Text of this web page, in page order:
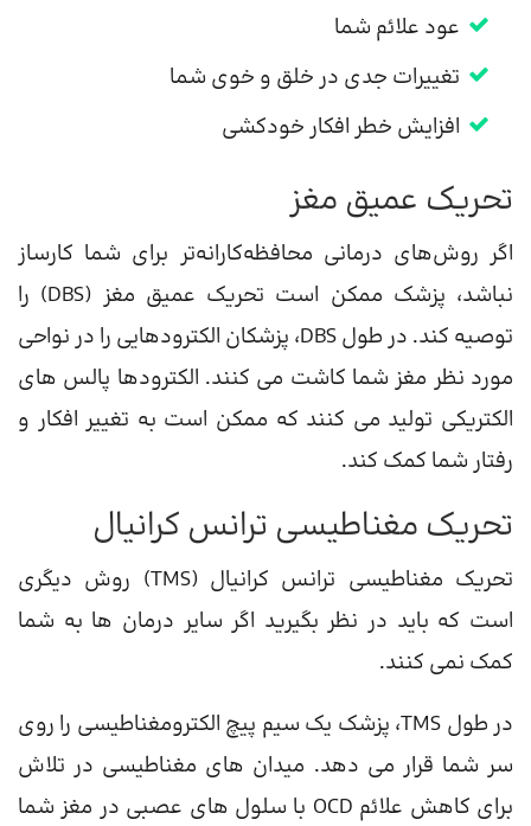
عود علائم شما
تغییرات جدی در خلق و خوی شما
افزایش خطر افکار خودکشی
تحریک عمیق مغز
اگر روش‌های درمانی محافظه‌کارانه‌تر برای شما کارساز
نباشد، پزشک ممکن است تحریک عمیق مغز (DBS) را
توصیه کند. در طول DBS، پزشکان الکترودهایی را در نواحی
مورد نظر مغز شما کاشت می کنند. الکترودها پالس های
الکتریکی تولید می کنند که ممکن است به تغییر افکار و
رفتار شما کمک کند.
تحریک مغناطیسی ترانس کرانیال
تحریک مغناطیسی ترانس کرانیال (TMS) روش دیگری
است که باید در نظر بگیرید اگر سایر درمان ها به شما
کمک نمی کنند.
در طول TMS، پزشک یک سیم پیچ الکترومغناطیسی را روی
سر شما قرار می دهد. میدان های مغناطیسی در تلاش
برای کاهش علائم OCD با سلول های عصبی در مغز شما